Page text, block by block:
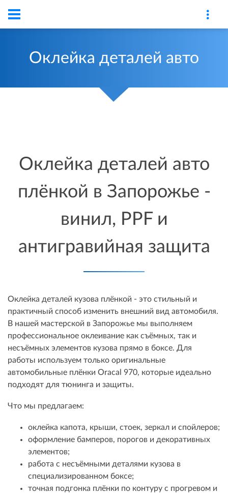
Оклейка деталей авто
Оклейка деталей авто
плёнкой в Запорожье -
винил, PPF и
антигравийная защита
Оклейка деталей кузова плёнкой - это стильный и
практичный способ изменить внешний вид автомобиля.
В нашей мастерской в Запорожье мы выполняем
профессиональное оклеивание как съёмных, так и
несъёмных элементов кузова прямо в боксе. Для
работы используем только оригинальные
автомобильные плёнки Oracal 970, которые идеально
подходят для тюнинга и защиты.
Что мы предлагаем:
оклейка капота, крыши, стоек, зеркал и спойлеров;
оформление бамперов, порогов и декоративных
элементов;
работа с несъёмными деталями кузова в
специализированном боксе;
точная подгонка плёнки по контуру с прогревом и